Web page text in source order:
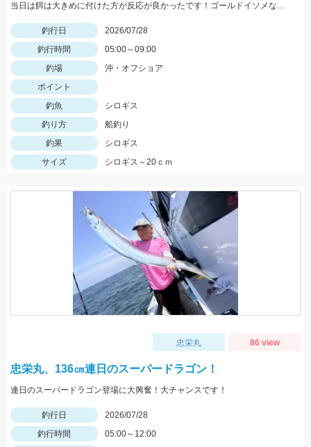
当日は餌は大きめに付けた方が反応が良かったです！ゴールドイソメなら半分にカットした物、石ゴカイなら２～３匹房掛けが好反応！
釣行日
2026/07/28
釣行時間
05:00～09:00
釣場
沖・オフショア
ポイント
釣魚
シロギス
釣り方
船釣り
釣果
シロギス
サイズ
シロギス～20ｃｍ
忠栄丸 86 view
忠栄丸、136㎝連日のスーパードラゴン！
連日のスーパードラゴン登場に大興奮！大チャンスです！
釣行日
2026/07/28
釣行時間
05:00～12:00